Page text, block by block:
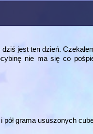
jest ten dzień.
nie ma się co
pół grama ususzonych